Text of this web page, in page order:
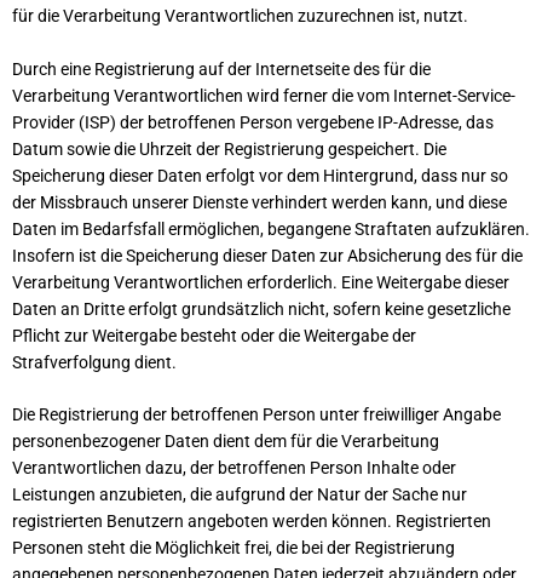
für die Verarbeitung Verantwortlichen zuzurechnen ist, nutzt.
Durch eine Registrierung auf der Internetseite des für die
Verarbeitung Verantwortlichen wird ferner die vom Internet-Service-
Provider (ISP) der betroffenen Person vergebene IP-Adresse, das
Datum sowie die Uhrzeit der Registrierung gespeichert. Die
Speicherung dieser Daten erfolgt vor dem Hintergrund, dass nur so
der Missbrauch unserer Dienste verhindert werden kann, und diese
Daten im Bedarfsfall ermöglichen, begangene Straftaten aufzuklären.
Insofern ist die Speicherung dieser Daten zur Absicherung des für die
Verarbeitung Verantwortlichen erforderlich. Eine Weitergabe dieser
Daten an Dritte erfolgt grundsätzlich nicht, sofern keine gesetzliche
Pflicht zur Weitergabe besteht oder die Weitergabe der
Strafverfolgung dient.
Die Registrierung der betroffenen Person unter freiwilliger Angabe
personenbezogener Daten dient dem für die Verarbeitung
Verantwortlichen dazu, der betroffenen Person Inhalte oder
Leistungen anzubieten, die aufgrund der Natur der Sache nur
registrierten Benutzern angeboten werden können. Registrierten
Personen steht die Möglichkeit frei, die bei der Registrierung